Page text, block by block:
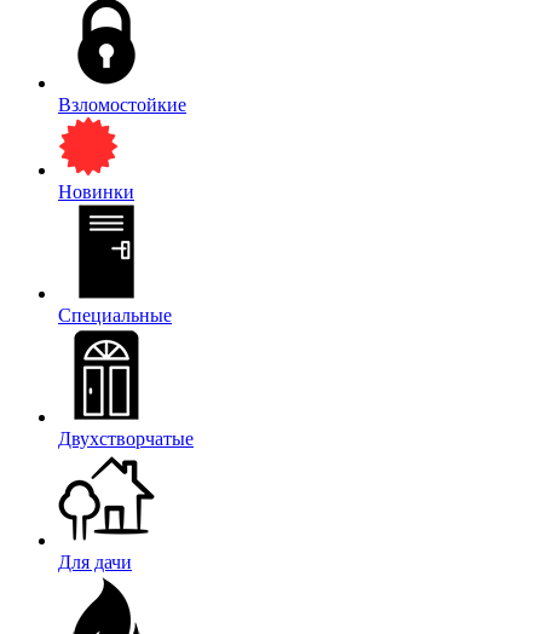
Взломостойкие
Новинки
Специальные
Двухстворчатые
Для дачи